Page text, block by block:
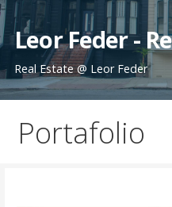
Skip
to
content
Leor Feder -
Real Estate @ Leor Feder
Portafolio